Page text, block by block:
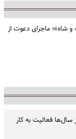
شاه»؛ ماجرای دعوت از
سال‌ها فعالیت به کار